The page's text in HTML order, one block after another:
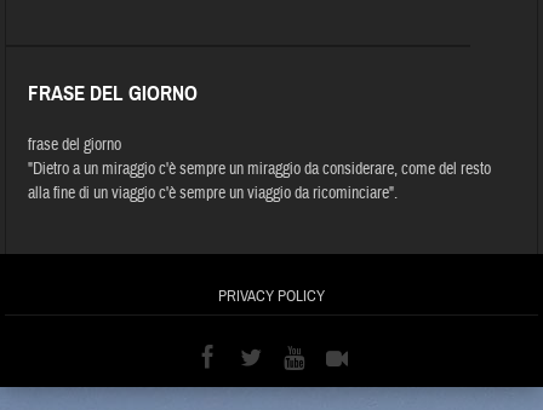
FRASE DEL GIORNO
frase del giorno
"Dietro a un miraggio c'è sempre un miraggio da considerare, come del resto
alla fine di un viaggio c'è sempre un viaggio da ricominciare".
PRIVACY POLICY